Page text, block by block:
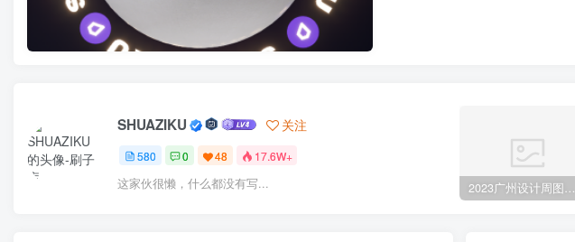
SHUAZIKU 关注
580 0 48 17.6W+
这家伙很懒，什么都没有写... 2023广州设计周图集更新至8000多张高清图+联系方式